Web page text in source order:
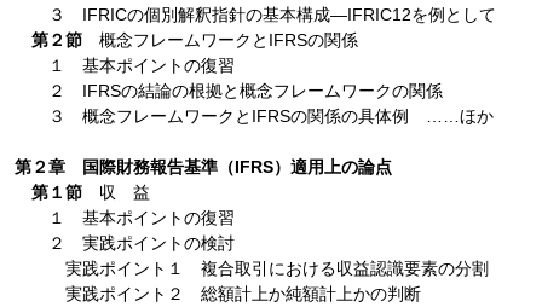
３ IFRICの個別解釈指針の基本構成―IFRIC12を例として
第２節概念フレームワークとIFRSの関係
１ 基本ポイントの復習
２ IFRSの結論の根拠と概念フレームワークの関係
３ 概念フレームワークとIFRSの関係の具体例 ……ほか
第２章 国際財務報告基準（IFRS）適用上の論点
第１節収 益
１ 基本ポイントの復習
２ 実践ポイントの検討
実践ポイント１ 複合取引における収益認識要素の分割
実践ポイント２ 総額計上か純額計上かの判断